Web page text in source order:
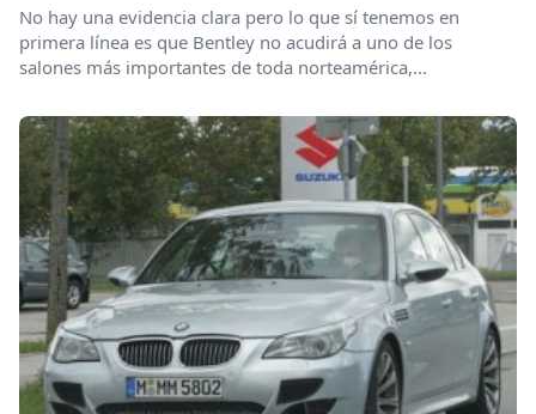
No hay una evidencia clara pero lo que sí tenemos en
primera línea es que Bentley no acudirá a uno de los
salones más importantes de toda norteamérica,...